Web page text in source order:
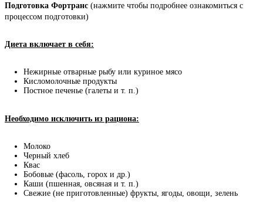
Подготовка Фортранс (нажмите чтобы подробнее ознакомиться с
процессом подготовки)
Диета включает в себя:
Нежирные отварные рыбу или куриное мясо
Кисломолочные продукты
Постное печенье (галеты и т. п.)
Необходимо исключить из рациона:
Молоко
Черный хлеб
Квас
Бобовые (фасоль, горох и др.)
Каши (пшенная, овсяная и т. п.)
Свежие (не приготовленные) фрукты, ягоды, овощи, зелень